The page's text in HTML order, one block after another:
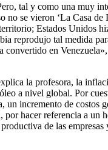
tal y como una muy
no se vieron ‘La Casa
Estados Unidos
reprodujo tal medida
en
la profesora, la
a nivel global. Por
incremento de costos
hacer referencia a un
de las